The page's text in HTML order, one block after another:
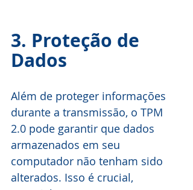
3. Proteção de
Dados
Além de proteger informações
durante a transmissão, o TPM
2.0 pode garantir que dados
armazenados em seu
computador não tenham sido
alterados. Isso é crucial,